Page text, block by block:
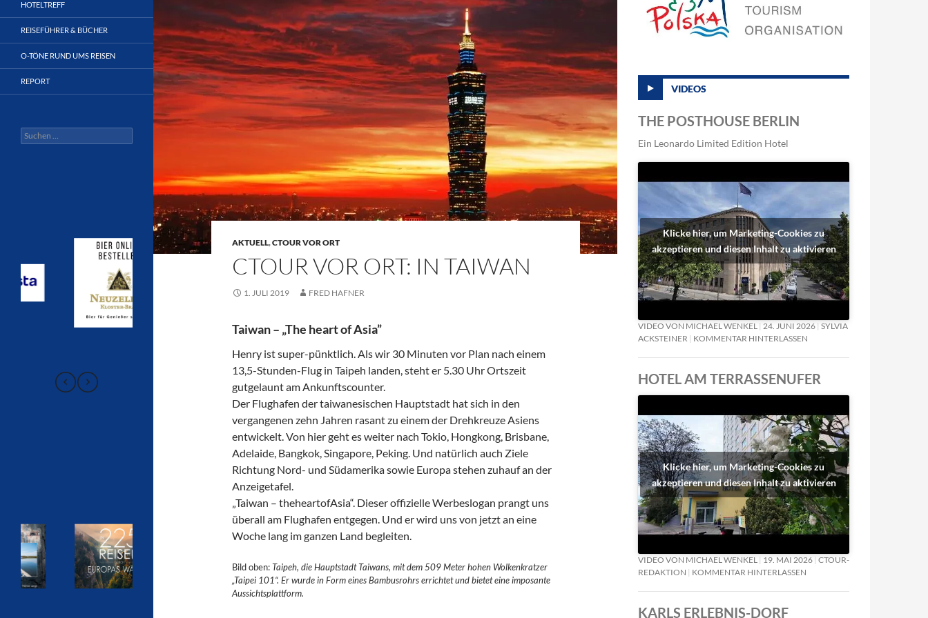
AKTUELL,CTOUR VOR ORT
CTOUR VOR ORT: IN TAIWAN
1. JULI 2019 FRED HAFNER
Taiwan – „The heart of Asia”
Henry ist super-pünktlich. Als wir 30 Minuten vor Plan nach einem
13,5-Stunden-Flug in ­Taipeh landen, steht er 5.30 Uhr Ortszeit
gutgelaunt am Ankunftscounter.
Der Flughafen der taiwanesischen Hauptstadt hat sich in den
vergangenen zehn Jahren rasant zu einem der Drehkreuze Asiens
entwickelt. Von hier geht es weiter nach Tokio, Hongkong, Brisbane,
Adelaide, Bangkok, Singapore, Peking. Und natürlich auch Ziele
Richtung Nord- und Südamerika sowie Europa stehen zuhauf an der
Anzeigetafel.
„Taiwan – theheartofAsia“. Dieser offizielle Werbeslogan prangt uns
überall am Flughafen entgegen. Und er wird uns von jetzt an eine
Woche lang im ganzen Land begleiten.
Bild oben:Taipeh, die Hauptstadt Taiwans, mit dem 509 Meter hohen Wolkenkratzer
„Taipei 101“. Er wurde in Form eines Bambusrohrs errichtet und bietet eine imposante
Aussichtsplattform.
VIDEOS
THE POSTHOUSE BERLIN
Ein Leonardo Limited Edition Hotel
Klicke hier, um Marketing-Cookies zu
akzeptieren und diesen Inhalt zu aktivieren
VIDEO VON MICHAEL WENKEL 24. JUNI 2026 SYLVIA
ACKSTEINER
KOMMENTAR HINTERLASSEN
HOTEL AM TERRASSENUFER
Klicke hier, um Marketing-Cookies zu
akzeptieren und diesen Inhalt zu aktivieren
VIDEO VON MICHAEL WENKEL 19. MAI 2026 CTOUR-
REDAKTION
KOMMENTAR HINTERLASSEN
KARLS ERLEBNIS-DORF
HOTELTREFF
REISEFÜHRER & BÜCHER
O-TÖNE RUND UMS REISEN
REPORT
Suchen
nach: